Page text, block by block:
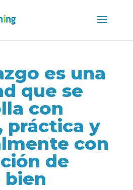
es una
que se
con
práctica y
con
de
bien